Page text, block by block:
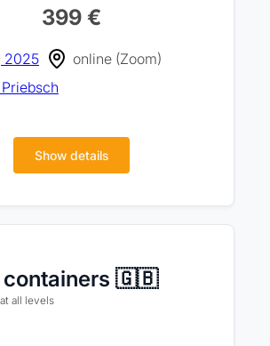
399 €
2025
online (Zoom)
Show details
containers 🇬🇧
all levels